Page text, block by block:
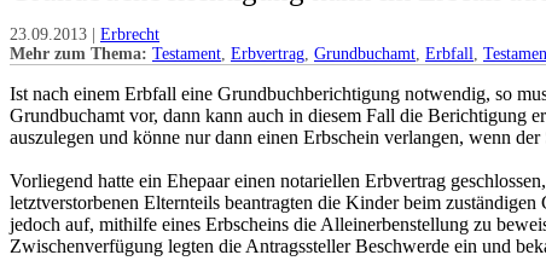
23.09.2013 | Erbrecht
Mehr zum Thema: Testament, Erbvertrag, Grundbuchamt, Erbfall,
Ist nach einem Erbfall eine Grundbuchberichtigung notwendig, so
Grundbuchamt vor, dann kann auch in diesem Fall die Berichtigung
auszulegen und könne nur dann einen Erbschein verlangen, wenn
Vorliegend hatte ein Ehepaar einen notariellen Erbvertrag
letztverstorbenen Elternteils beantragten die Kinder beim
jedoch auf, mithilfe eines Erbscheins die Alleinerbenstellung zu
Zwischenverfügung legten die Antragssteller Beschwerde ein und